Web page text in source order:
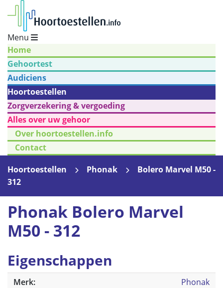
Menu
Home
Gehoortest
Audiciens
Hoortoestellen
Zorgverzekering & vergoeding
Alles over uw gehoor
Over hoortoestellen.info
Contact
Hoortoestellen
Phonak
Bolero Marvel M50 -
312
Phonak Bolero Marvel
M50 - 312
Eigenschappen
Merk:
Phonak